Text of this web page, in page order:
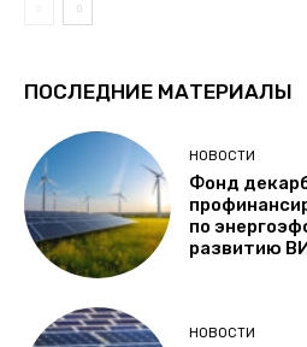
ПОСЛЕДНИЕ МАТЕРИАЛЫ
НОВОСТИ
Фонд
по
развитию
НОВОСТИ